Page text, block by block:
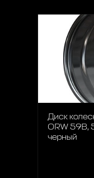
Диск
ORW 59B,
черный